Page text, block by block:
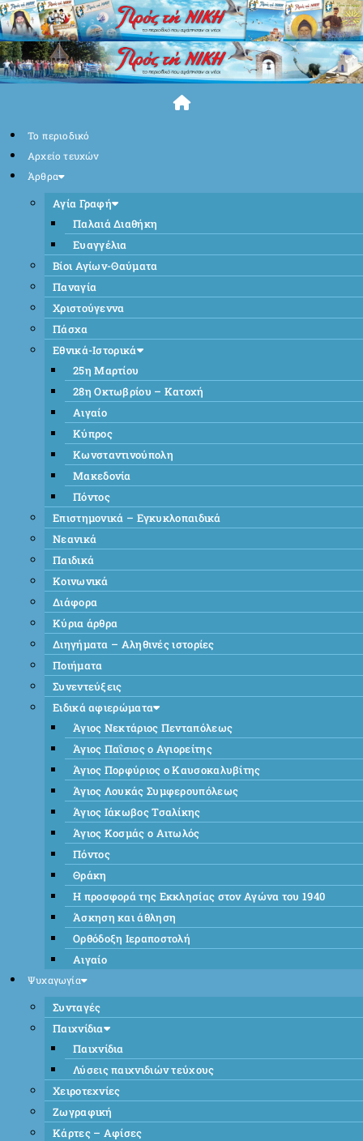
Skip
to
content
Το περιοδικό
Αρχείο τευχών
Άρθρα
Αγία Γραφή
Παλαιά Διαθήκη
Ευαγγέλια
Βίοι Αγίων-Θαύματα
Παναγία
Χριστούγεννα
Πάσχα
Εθνικά-Ιστορικά
25η Μαρτίου
28η Οκτωβρίου – Κατοχή
Αιγαίο
Κύπρος
Κωνσταντινούπολη
Μακεδονία
Πόντος
Επιστημονικά – Εγκυκλοπαιδικά
Νεανικά
Παιδικά
Κοινωνικά
Διάφορα
Κύρια άρθρα
Διηγήματα – Αληθινές ιστορίες
Ποιήματα
Συνεντεύξεις
Ειδικά αφιερώματα
Άγιος Νεκτάριος Πενταπόλεως
Άγιος Παΐσιος ο Αγιορείτης
Άγιος Πορφύριος ο Καυσοκαλυβίτης
Άγιος Λουκάς Συμφερουπόλεως
Άγιος Ιάκωβος Τσαλίκης
Άγιος Κοσμάς ο Αιτωλός
Πόντος
Θράκη
Η προσφορά της Εκκλησίας στον Αγώνα του 1940
Άσκηση και άθληση
Ορθόδοξη Ιεραποστολή
Αιγαίο
Ψυχαγωγία
Συνταγές
Παιχνίδια
Παιχνίδια
Λύσεις παιχνιδιών τεύχους
Χειροτεχνίες
Ζωγραφική
Κάρτες – Αφίσες